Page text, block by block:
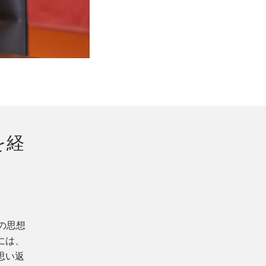
経
思想
、
い返